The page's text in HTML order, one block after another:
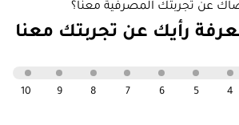
عن تجربتك المصرفية معنا؟
رأيك عن تجربتك معنا
10 9 8 7 6 5 4